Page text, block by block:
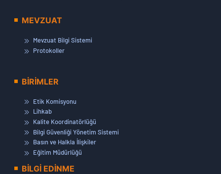
MEVZUAT
Mevzuat Bilgi Sistemi
Protokoller
BİRİMLER
Etik Komisyonu
Lihkab
Kalite Koordinatörlüğü
Bilgi Güvenliği Yönetim Sistemi
Basın ve Halkla İlişkiler
Eğitim Müdürlüğü
BİLGİ EDİNME